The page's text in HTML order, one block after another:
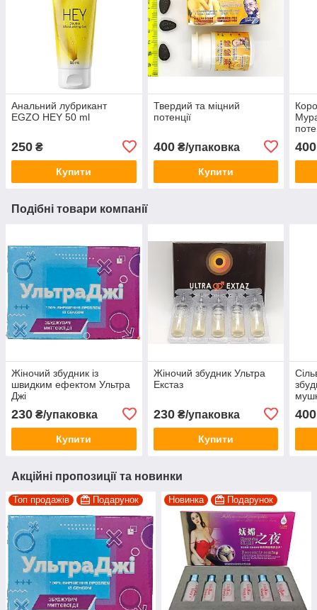
Анальний лубрикант
EGZO HEY 50 ml
250 ₴
Купити
Твердий та міцний
потенції
400₴/упаковка
Купити
400
Подібні товари компанії
Жіночий збудник із
швидким ефектом Ультра
Джі
230 ₴/упаковка
Купити
Жіночий збудник Ультра
Екстаз
230₴/упаковка
Купити
400
Акційні пропозиції та новинки
Топ продажів Подарунок Новинка Подарунок